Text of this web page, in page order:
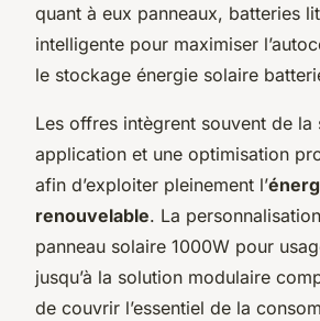
quant à eux panneaux, batteries
intelligente pour maximiser
le stockage énergie solaire
Les offres intègrent souvent de la
application et une optimisation
afin d’exploiter pleinement l’
renouvelable. La
panneau solaire 1000W pour
jusqu’à la solution modulaire
de couvrir l’essentiel de la